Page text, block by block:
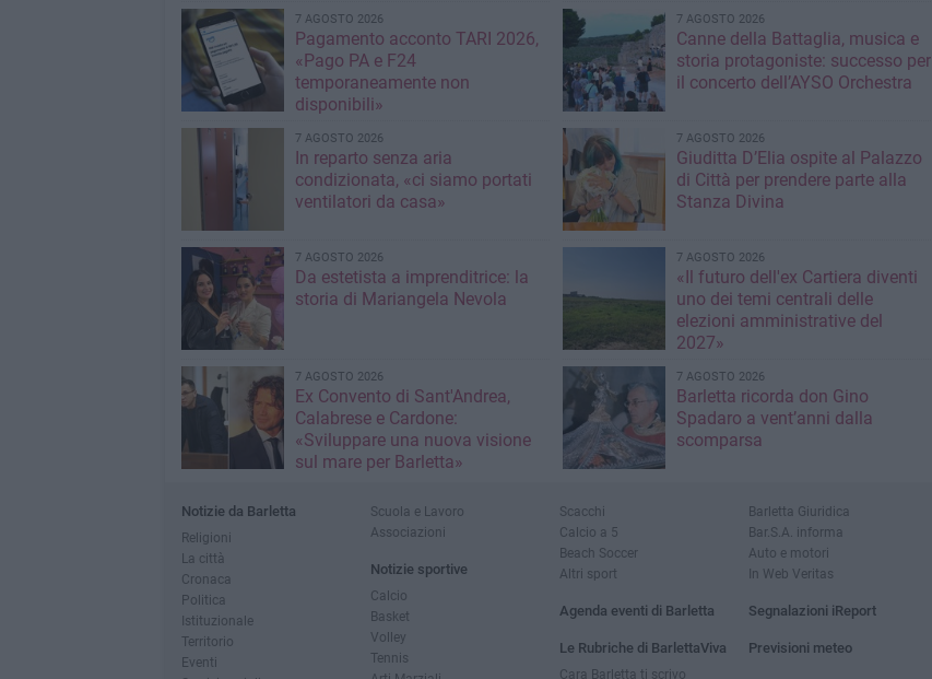
7 AGOSTO 2026
Pagamento acconto TARI 2026,
«Pago PA e F24
temporaneamente non
disponibili»
7 AGOSTO 2026
Canne della Battaglia, musica e
storia protagoniste: successo per
il concerto dell’AYSO Orchestra
7 AGOSTO 2026
In reparto senza aria
condizionata, «ci siamo portati
ventilatori da casa»
7 AGOSTO 2026
Giuditta D’Elia ospite al Palazzo
di Città per prendere parte alla
Stanza Divina
7 AGOSTO 2026
Da estetista a imprenditrice: la
storia di Mariangela Nevola
7 AGOSTO 2026
«Il futuro dell'ex Cartiera diventi
uno dei temi centrali delle
elezioni amministrative del
2027»
7 AGOSTO 2026
Ex Convento di Sant'Andrea,
Calabrese e Cardone:
«Sviluppare una nuova visione
sul mare per Barletta»
7 AGOSTO 2026
Barletta ricorda don Gino
Spadaro a vent’anni dalla
scomparsa
Notizie da Barletta
Religioni
La città
Cronaca
Politica
Istituzionale
Territorio
Eventi
Scuola e Lavoro
Associazioni
Notizie sportive
Calcio
Basket
Volley
Tennis
Scacchi
Calcio a 5
Beach Soccer
Altri sport
Agenda eventi di Barletta
Le Rubriche di BarlettaViva
Cara Barletta ti scrivo
Barletta Giuridica
Bar.S.A. informa
Auto e motori
In Web Veritas
Segnalazioni iReport
Previsioni meteo